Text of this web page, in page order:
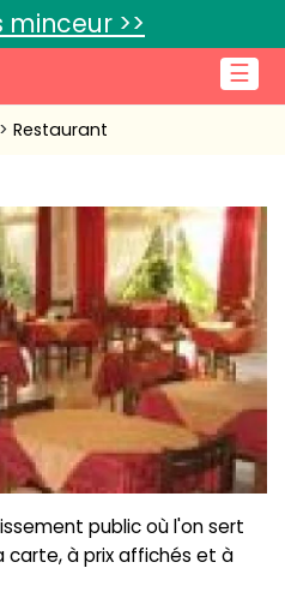
☰
>>
Restaurant
public où l'on sert
carte, à prix affichés et à